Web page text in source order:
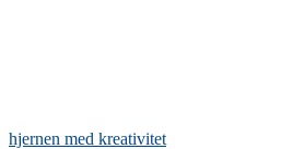
hjernen med kreativitet